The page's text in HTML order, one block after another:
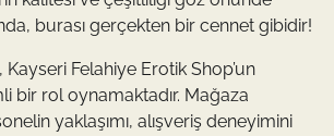
burası gerçekten bir cennet gibidir!
Felahiye Erotik Shop’un
bir rol oynamaktadır. Mağaza
yaklaşımı, alışveriş deneyimini